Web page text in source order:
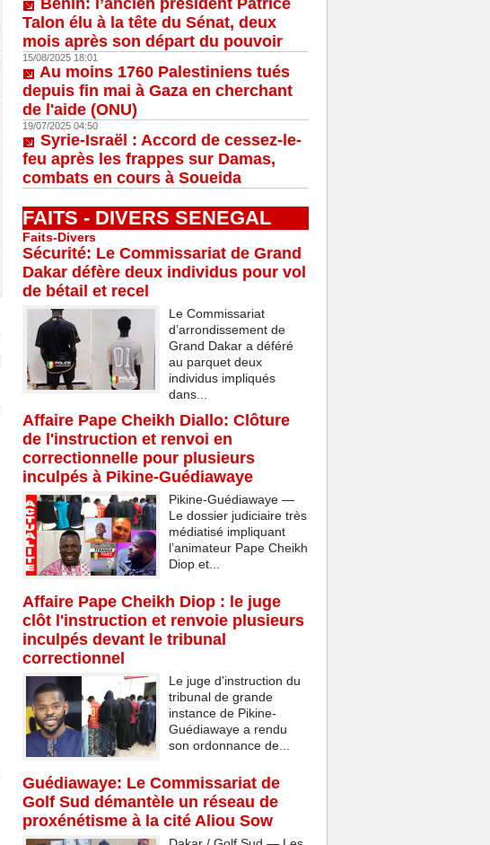
Bénin: l’ancien président Patrice
Talon élu à la tête du Sénat, deux
mois après son départ du pouvoir
15/08/2025 18:01
Au moins 1760 Palestiniens tués
depuis fin mai à Gaza en cherchant
de l'aide (ONU)
19/07/2025 04:50
Syrie-Israël : Accord de cessez-le-
feu après les frappes sur Damas,
combats en cours à Soueida
FAITS - DIVERS SENEGAL
Faits-Divers
Sécurité: Le Commissariat de Grand
Dakar défère deux individus pour vol
de bétail et recel
Le Commissariat
d’arrondissement de
Grand Dakar a déféré
au parquet deux
individus impliqués
dans...
Affaire Pape Cheikh Diallo: Clôture
de l'instruction et renvoi en
correctionnelle pour plusieurs
inculpés à Pikine-Guédiawaye
Pikine-Guédiawaye —
Le dossier judiciaire très
médiatisé impliquant
l’animateur Pape Cheikh
Diop et...
Affaire Pape Cheikh Diop : le juge
clôt l'instruction et renvoie plusieurs
inculpés devant le tribunal
correctionnel
Le juge d'instruction du
tribunal de grande
instance de Pikine-
Guédiawaye a rendu
son ordonnance de...
Guédiawaye: Le Commissariat de
Golf Sud démantèle un réseau de
proxénétisme à la cité Aliou Sow